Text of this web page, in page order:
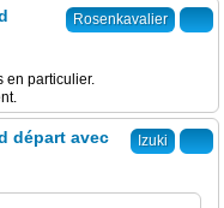
Rosenkavalier
en particulier.
Izuki
départ avec